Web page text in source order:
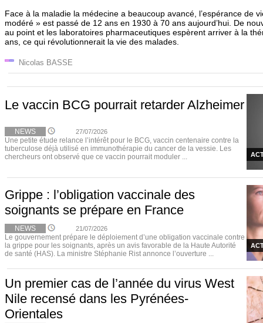
Face à la maladie la médecine a beaucoup avancé, l’espérance de
modéré » est passé de 12 ans en 1930 à 70 ans aujourd’hui. De
au point et les laboratoires pharmaceutiques espèrent arriver à la
ans, ce qui révolutionnerait la vie des malades.
Nicolas BASSE
Le vaccin BCG pourrait retarder Alzheimer
NEWS 27/07/2026
Une petite étude relance l’intérêt pour le BCG, vaccin centenaire contre la
tuberculose déjà utilisé en immunothérapie du cancer de la vessie. Les
chercheurs ont observé que ce vaccin pourrait moduler ...
Grippe : l’obligation vaccinale des
soignants se prépare en France
NEWS 21/07/2026
Le gouvernement prépare le déploiement d’une obligation vaccinale contre
la grippe pour les soignants, après un avis favorable de la Haute Autorité
de santé (HAS). La ministre Stéphanie Rist annonce l’ouverture ...
Un premier cas de l’année du virus West
Nile recensé dans les Pyrénées-
Orientales